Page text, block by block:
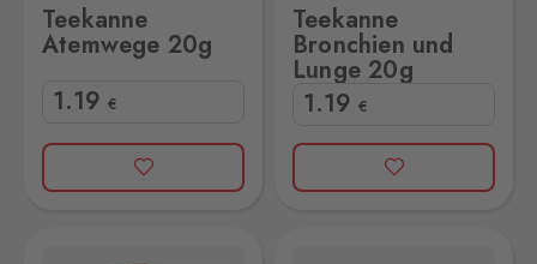
Teekanne
Atemwege 20g
1.19 €
Teekanne
Bronchien und
Lunge 20g
1.19 €